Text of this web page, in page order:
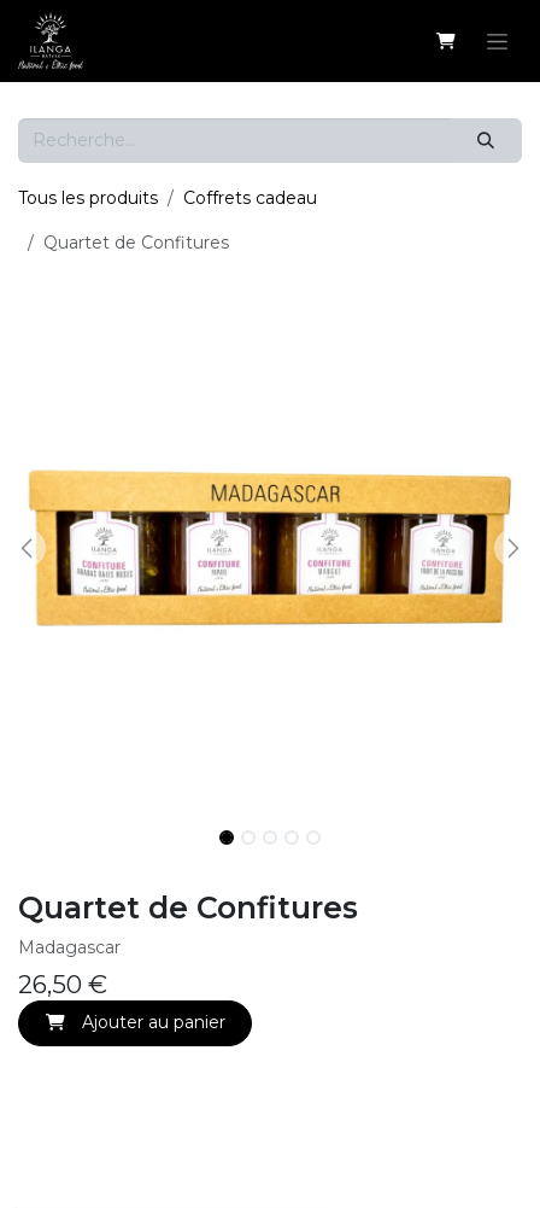
Se rendre au contenu
Tous les produits Coffrets cadeau
Quartet de Confitures
Quartet de Confitures
Madagascar
26,50 €
Ajouter au panier